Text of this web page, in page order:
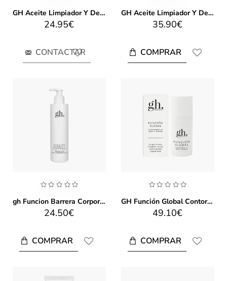
GH Aceite Limpiador Y Desmaquillante (100ml)
24.95€
CONTACTAR
GH Aceite Limpiador Y Desmaquillante GH (200ml)
35.90€
COMPRAR
gh Funcion Barrera Corporal 250ml
24.50€
COMPRAR
GH Función Global Contorno De Ojos Y Labios 30ml
49.10€
COMPRAR